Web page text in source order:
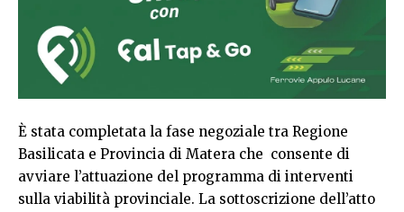
È stata completata la fase negoziale tra Regione
Basilicata e Provincia di Matera che consente di
avviare l’attuazione del programma di interventi
sulla viabilità provinciale. La sottoscrizione dell’atto